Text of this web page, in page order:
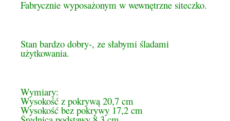
Fabrycznie wyposażonym w wewnętrzne siteczko.
Stan bardzo dobry-, ze słabymi śladami
użytkowania.
Wymiary:
Wysokość z pokrywą 20,7 cm
Wysokość bez pokrywy 17,2 cm